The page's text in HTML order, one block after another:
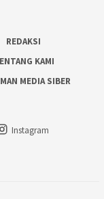
REDAKSI
KAMI
MEDIA SIBER
Instagram